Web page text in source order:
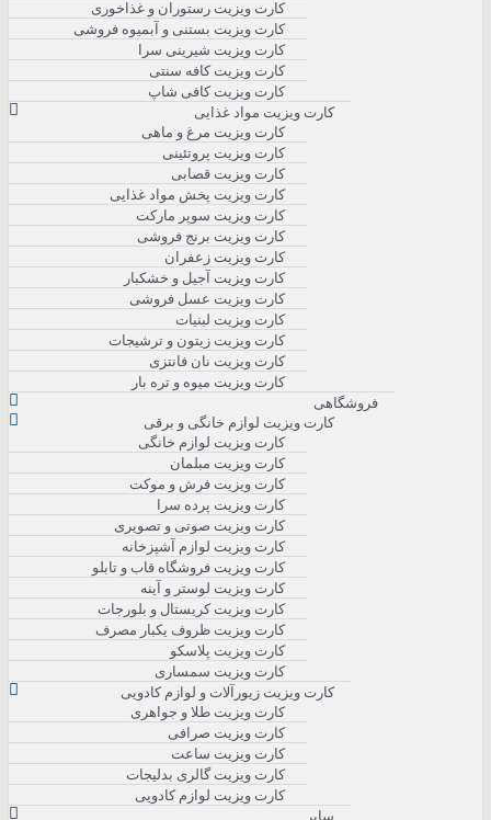
کارت ویزیت رستوران و غذاخوری
کارت ویزیت بستنی و آبمیوه فروشی
کارت ویزیت شیرینی سرا
کارت ویزیت کافه سنتی
کارت ویزیت کافی شاپ
کارت ویزیت مواد غذایی
کارت ویزیت مرغ و ماهی
کارت ویزیت پروتئینی
کارت ویزیت قصابی
کارت ویزیت پخش مواد غذایی
کارت ویزیت سوپر مارکت
کارت ویزیت برنج فروشی
کارت ویزیت زعفران
کارت ویزیت آجیل و خشکبار
کارت ویزیت عسل فروشی
کارت ویزیت لبنیات
کارت ویزیت زیتون و ترشیجات
کارت ویزیت نان فانتزی
کارت ویزیت میوه و تره بار
فروشگاهی
کارت ویزیت لوازم خانگی و برقی
کارت ویزیت لوازم خانگی
کارت ویزیت مبلمان
کارت ویزیت فرش و موکت
کارت ویزیت پرده سرا
کارت ویزیت صوتی و تصویری
کارت ویزیت لوازم آشپزخانه
کارت ویزیت فروشگاه قاب و تابلو
کارت ویزیت لوستر و آینه
کارت ویزیت کریستال و بلورجات
کارت ویزیت ظروف یکبار مصرف
کارت ویزیت پلاسکو
کارت ویزیت سمساری
کارت ویزیت زیورآلات و لوازم کادویی
کارت ویزیت طلا و جواهری
کارت ویزیت صرافی
کارت ویزیت ساعت
کارت ویزیت گالری بدلیجات
کارت ویزیت لوازم کادویی